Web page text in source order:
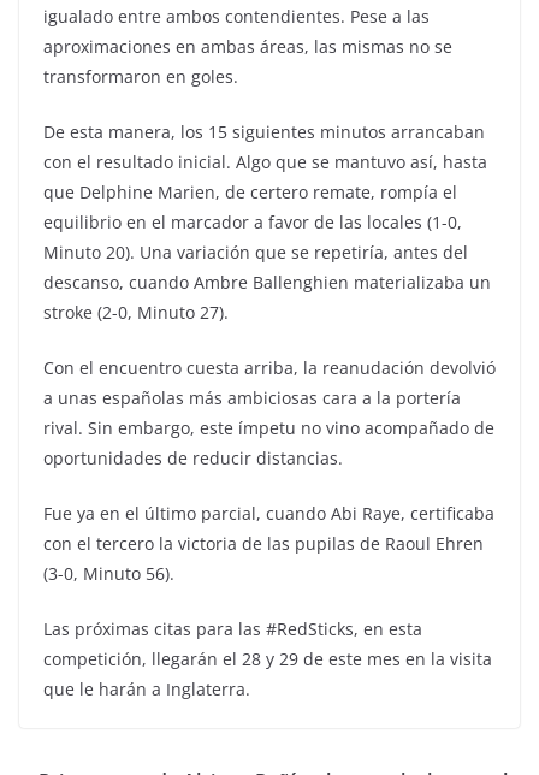
igualado entre ambos contendientes. Pese a las
aproximaciones en ambas áreas, las mismas no se
transformaron en goles.
De esta manera, los 15 siguientes minutos arrancaban
con el resultado inicial. Algo que se mantuvo así, hasta
que Delphine Marien, de certero remate, rompía el
equilibrio en el marcador a favor de las locales (1-0,
Minuto 20). Una variación que se repetiría, antes del
descanso, cuando Ambre Ballenghien materializaba un
stroke (2-0, Minuto 27).
Con el encuentro cuesta arriba, la reanudación devolvió
a unas españolas más ambiciosas cara a la portería
rival. Sin embargo, este ímpetu no vino acompañado de
oportunidades de reducir distancias.
Fue ya en el último parcial, cuando Abi Raye, certificaba
con el tercero la victoria de las pupilas de Raoul Ehren
(3-0, Minuto 56).
Las próximas citas para las #RedSticks, en esta
competición, llegarán el 28 y 29 de este mes en la visita
que le harán a Inglaterra.